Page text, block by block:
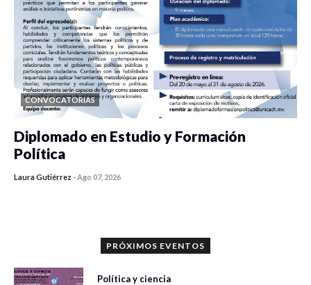
CONVOCATORIAS
Diplomado en Estudio y Formación
Política
Laura Gutiérrez -Ago 07, 2026
PRÓXIMOS EVENTOS
Política y ciencia